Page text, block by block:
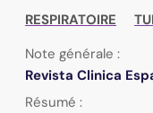
RESPIRATOIRE
Note générale :
Revista Clinica
Résumé :